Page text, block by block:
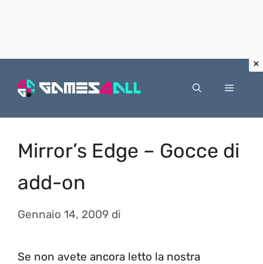
Menu
Mirror’s Edge – Gocce di
add-on
Gennaio 14, 2009 di
Se non avete ancora letto la nostra